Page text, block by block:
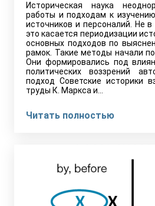
Историческая наука
работы и подходам к
источников и персоналий. Не
это касается периодизации
основных подходов по
рамок. Такие методы начали
Они формировались под
политических воззрений
подход Советские историки
труды К. Маркса и…
Читать полностью